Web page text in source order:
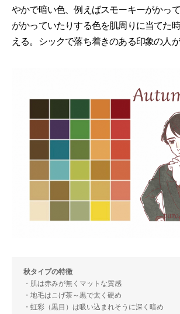
やかで暗い色、例えばスモーキーがかっ
がかっていたりする色を肌周りに当てた
える。シックで落ち着きのある印象の人が
秋タイプの特徴
・肌は赤みが無くマットな質感
・地毛はこげ茶～黒で太く硬め
・虹彩（黒目）は吸い込まれそうに深く暗め